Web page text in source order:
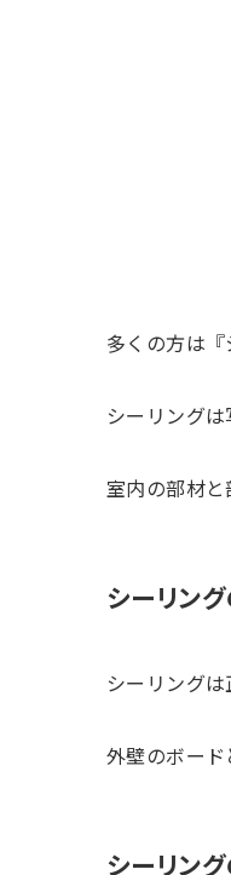
多くの方は
シーリング
室内の部材
シーリン
シーリング
外壁のボー
シーリン